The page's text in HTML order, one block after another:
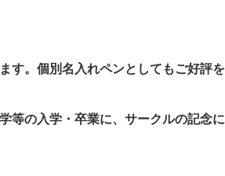
す。個別名入れペンとしてもご好評を
等の入学・卒業に、サークルの記念に